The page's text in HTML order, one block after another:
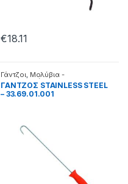
€18.11
Γάντζοι Μολύβια -
Μαλαγρωτές
ΓΑΝΤΖΟΣ STAINLESS STEEL
– 33.69.01.001